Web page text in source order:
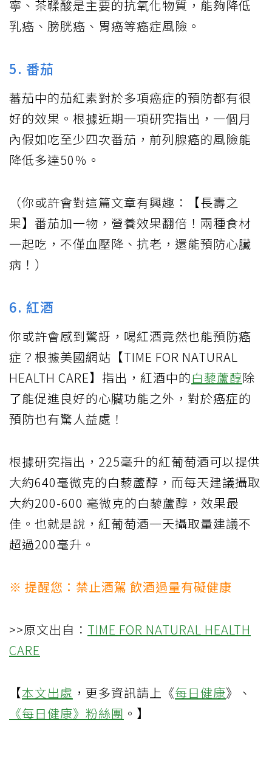
寧、茶鞣酸是主要的抗氧化物質，能夠降低
乳癌、膀胱癌、胃癌等癌症風險。
5. 番茄
蕃茄中的茄紅素對於多項癌症的預防都有很
好的效果。根據近期一項研究指出，一個月
內假如吃至少四次番茄，前列腺癌的風險能
降低多達50％。
（你或許會對這篇文章有興趣：【長壽之
果】番茄加一物，營養效果翻倍！兩種食材
一起吃，不僅血壓降、抗老，還能預防心臟
病！）
6. 紅酒
你或許會感到驚訝，喝紅酒竟然也能預防癌
症？根據美國網站【TIME FOR NATURAL
HEALTH CARE】指出，紅酒中的白藜蘆醇除
了能促進良好的心臟功能之外，對於癌症的
預防也有驚人益處！
根據研究指出，225毫升的紅葡萄酒可以提供
大約640毫微克的白藜蘆醇，而每天建議攝取
大約200-600 毫微克的白藜蘆醇，效果最
佳。也就是說，紅葡萄酒一天攝取量建議不
超過200毫升。
※ 提醒您：禁止酒駕 飲酒過量有礙健康
>>原文出自： TIME FOR NATURAL HEALTH
CARE
【本文出處 ，更多資訊請上《每日健康》、
《每日健康》粉絲團 。】